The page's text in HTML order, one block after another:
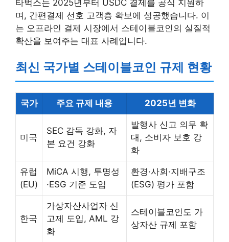
타벅스는 2025년부터 USDC 결제를 공식 지원하
며, 간편결제 선호 고객층 확보에 성공했습니다. 이
는 오프라인 결제 시장에서 스테이블코인의 실질적
확산을 보여주는 대표 사례입니다.
최신 국가별 스테이블코인 규제 현황
국가 주요 규제 내용 2025년 변화
미국
SEC 감독 강화, 자
본 요건 강화
발행사 신고 의무 확
대, 소비자 보호 강
화
유럽
(EU)
MiCA 시행, 투명성
·ESG 기준 도입
환경·사회·지배구조
(ESG) 평가 포함
한국
가상자산사업자 신
고제 도입, AML 강
화
스테이블코인도 가
상자산 규제 포함